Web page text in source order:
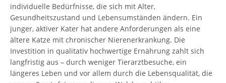
individuelle Bedürfnisse, die sich mit Alter,
Gesundheitszustand und Lebensumständen ändern. Ein
junger, aktiver Kater hat andere Anforderungen als eine
ältere Katze mit chronischer Nierenerkrankung. Die
Investition in qualitativ hochwertige Ernährung zahlt sich
langfristig aus – durch weniger Tierarztbesuche, ein
längeres Leben und vor allem durch die Lebensqualität, die